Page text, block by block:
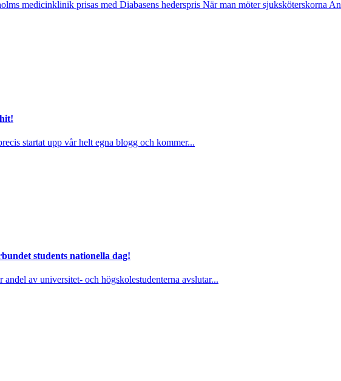
medicinklinik prisas med Diabasens hederspris När man möter sjuksköterskorna
startat upp vår helt egna blogg och kommer...
students nationella dag!
av universitet- och högskolestudenterna avslutar...